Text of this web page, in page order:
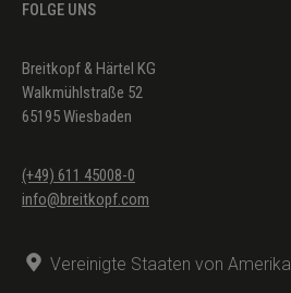
FOLGE UNS
Breitkopf & Härtel KG
Walkmühlstraße 52
65195 Wiesbaden
(+49) 611 45008-0
info@breitkopf.com
Vereinigte Staaten von Amerika